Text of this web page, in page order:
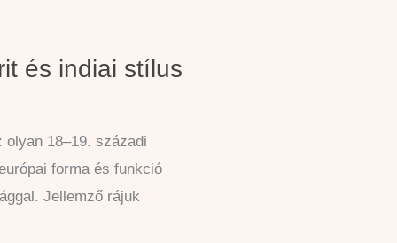
és indiai stílus
olyan 18–19. századi
forma és funkció
Jellemző rájuk